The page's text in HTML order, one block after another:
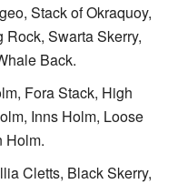
Stack of Okraquoy,
Rock, Swarta Skerry,
Back.
Fora Stack, High
Inns Holm, Loose
Holm.
Cletts, Black Skerry,